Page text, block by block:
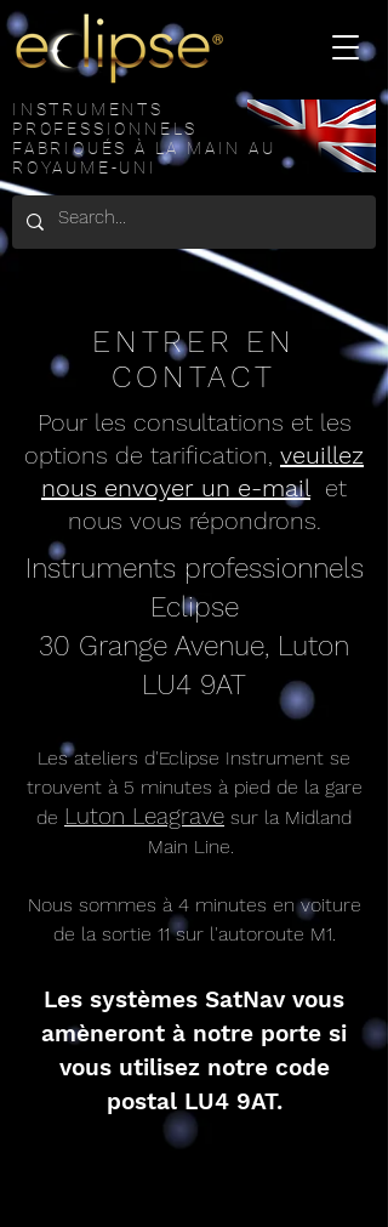
INSTRUMENTS
PROFESSIONNELS
FABRIQUÉS À LA MAIN AU
ROYAUME-UNI
ENTRER EN
CONTACT
Pour les consultations et les
options de tarification, veuillez
nous envoyer un e-mailet
nous vous répondrons.
Instruments professionnels
Eclipse
30 Grange Avenue, Luton
LU4 9AT
Les ateliers d'Eclipse Instrument se
trouvent à 5 minutes à pied de la gare
de Luton Leagrave sur la Midland
Main Line.
Nous sommes à 4 minutes en voiture
de la sortie 11 sur l'autoroute M1.
Les systèmes SatNav vous
amèneront à notre porte si
vous utilisez notre code
postal LU4 9AT.